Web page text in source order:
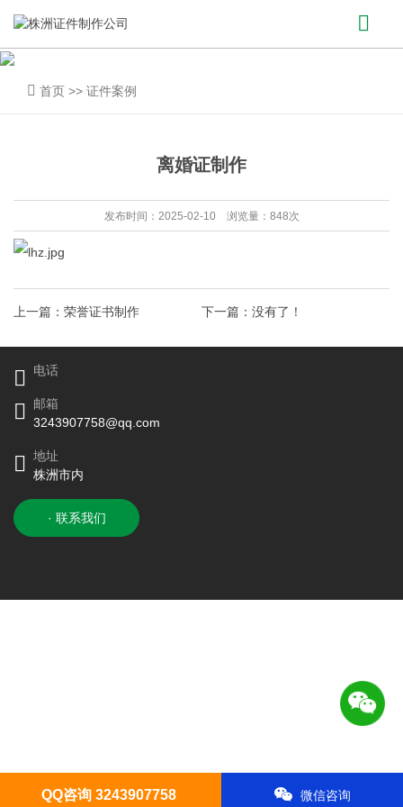
首页 >> 证件案例
离婚证制作
发布时间：2025-02-10 浏览量：848次
上一篇： 荣誉证书制作 下一篇：没有了！
电话
邮箱
3243907758@qq.com
地址
株洲市内
· 联系我们
QQ咨询 3243907758 微信咨询